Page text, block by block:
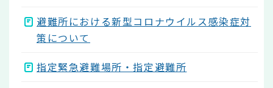
避難所における新型コロナウイルス感染症対
策について
指定緊急避難場所・指定避難所